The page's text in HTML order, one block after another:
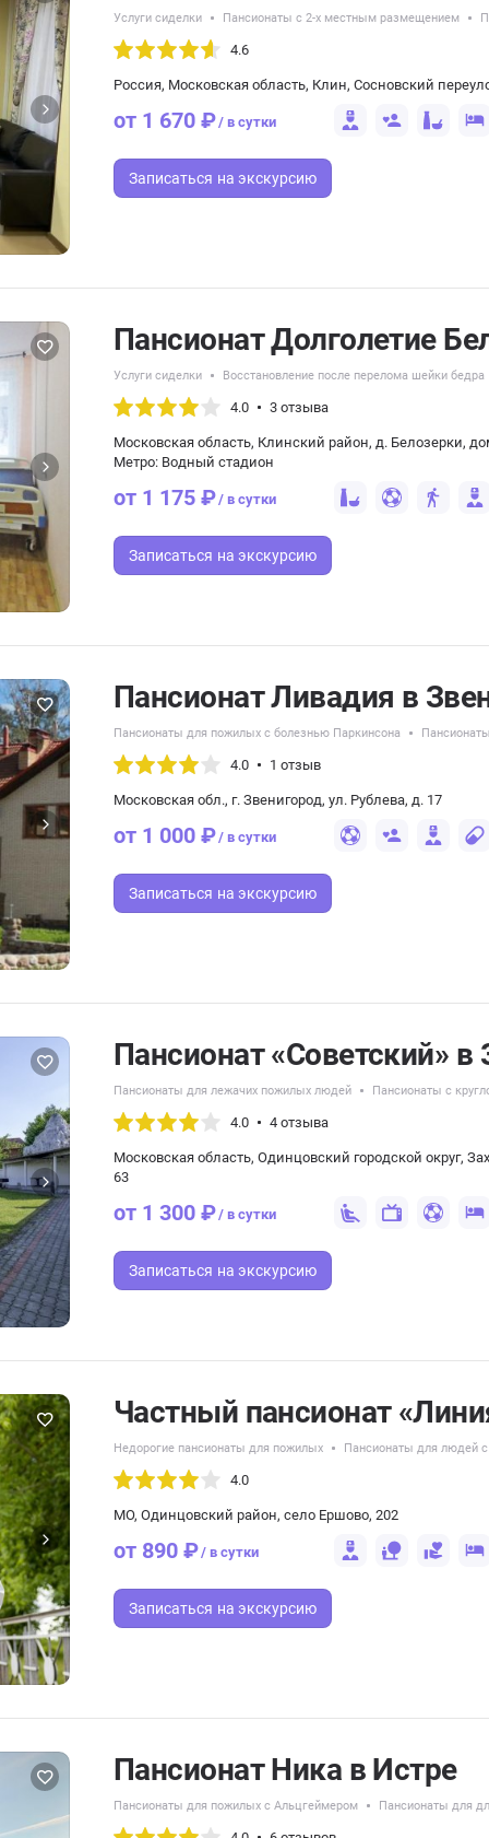
Услуги сиделки Пансионаты с 2-х местным размещением
4.6
Россия, Московская область, Клин, Сосновский
от 1 670 ₽/ в сутки
Записаться на экскурсию
Пансионат Долголетие
Услуги сиделки Восстановление после перелома шейки бедра
4.0 3 отзыва
Московская область, Клинский район, д. Белозерки,
Метро: Водный стадион
от 1 175 ₽/ в сутки
Записаться на экскурсию
Пансионат Ливадия в
Пансионаты для пожилых с болезнью Паркинсона
4.0 1 отзыв
Московская обл., г. Звенигород, ул. Рублева, д. 17
от 1 000 ₽/ в сутки
Записаться на экскурсию
Пансионат «Советский» в
Пансионаты для лежачих пожилых людей Пансионаты с
4.0 4 отзыва
Московская область, Одинцовский городской округ,
63
от 1 300 ₽/ в сутки
Записаться на экскурсию
Частный пансионат
Недорогие пансионаты для пожилых Пансионаты для людей
4.0
МО, Одинцовский район, село Ершово, 202
от 890 ₽/ в сутки
Записаться на экскурсию
Пансионат Ника в Истре
Пансионаты для пожилых с Альцгеймером Пансионаты для